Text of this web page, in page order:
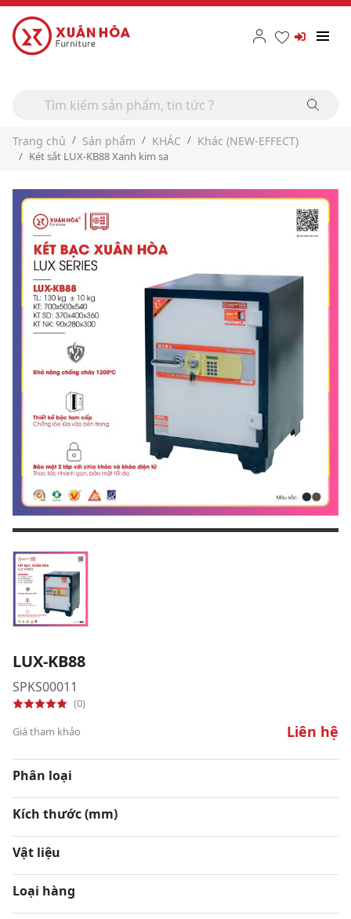
Trang chủ Sản phẩm KHÁC Khác (NEW-EFFECT)
Két sắt LUX-KB88 Xanh kim sa
LUX-KB88
SPKS00011
(0)
Giá tham khảo
Liên hệ
Phân loại
Kích thước (mm)
Vật liệu
Loại hàng